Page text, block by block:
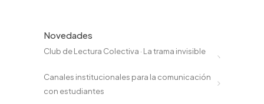
Novedades
Club de Lectura Colectiva · La trama invisible
Canales institucionales para la comunicación
con estudiantes